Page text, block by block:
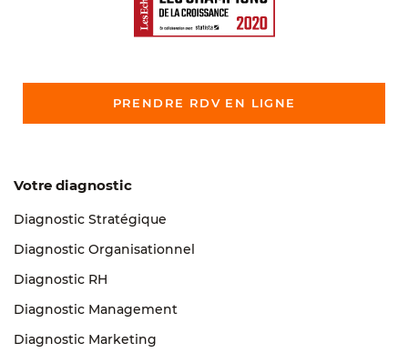
PRENDRE RDV EN LIGNE
Votre diagnostic
Diagnostic Stratégique
Diagnostic Organisationnel
Diagnostic RH
Diagnostic Management
Diagnostic Marketing